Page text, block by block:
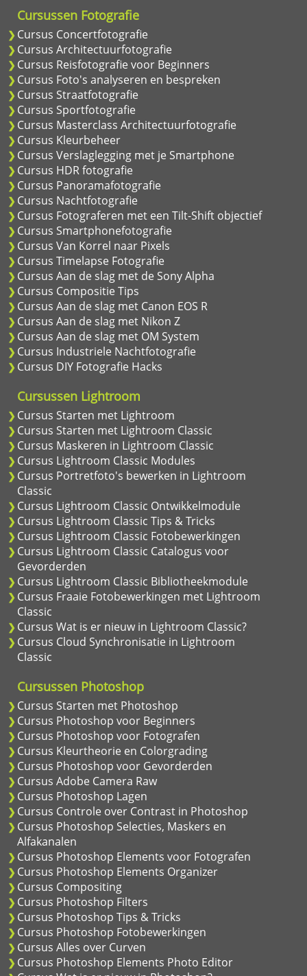
Cursussen Fotografie
Cursus Concertfotografie
Cursus Architectuurfotografie
Cursus Reisfotografie voor Beginners
Cursus Foto's analyseren en bespreken
Cursus Straatfotografie
Cursus Sportfotografie
Cursus Masterclass Architectuurfotografie
Cursus Kleurbeheer
Cursus Verslaglegging met je Smartphone
Cursus HDR fotografie
Cursus Panoramafotografie
Cursus Nachtfotografie
Cursus Fotograferen met een Tilt-Shift objectief
Cursus Smartphonefotografie
Cursus Van Korrel naar Pixels
Cursus Timelapse Fotografie
Cursus Aan de slag met de Sony Alpha
Cursus Compositie Tips
Cursus Aan de slag met Canon EOS R
Cursus Aan de slag met Nikon Z
Cursus Aan de slag met OM System
Cursus Industriele Nachtfotografie
Cursus DIY Fotografie Hacks
Cursussen Lightroom
Cursus Starten met Lightroom
Cursus Starten met Lightroom Classic
Cursus Maskeren in Lightroom Classic
Cursus Lightroom Classic Modules
Cursus Portretfoto's bewerken in Lightroom
Classic
Cursus Lightroom Classic Ontwikkelmodule
Cursus Lightroom Classic Tips & Tricks
Cursus Lightroom Classic Fotobewerkingen
Cursus Lightroom Classic Catalogus voor
Gevorderden
Cursus Lightroom Classic Bibliotheekmodule
Cursus Fraaie Fotobewerkingen met Lightroom
Classic
Cursus Wat is er nieuw in Lightroom Classic?
Cursus Cloud Synchronisatie in Lightroom
Classic
Cursussen Photoshop
Cursus Starten met Photoshop
Cursus Photoshop voor Beginners
Cursus Photoshop voor Fotografen
Cursus Kleurtheorie en Colorgrading
Cursus Photoshop voor Gevorderden
Cursus Adobe Camera Raw
Cursus Photoshop Lagen
Cursus Controle over Contrast in Photoshop
Cursus Photoshop Selecties, Maskers en
Alfakanalen
Cursus Photoshop Elements voor Fotografen
Cursus Photoshop Elements Organizer
Cursus Compositing
Cursus Photoshop Filters
Cursus Photoshop Tips & Tricks
Cursus Photoshop Fotobewerkingen
Cursus Alles over Curven
Cursus Photoshop Elements Photo Editor